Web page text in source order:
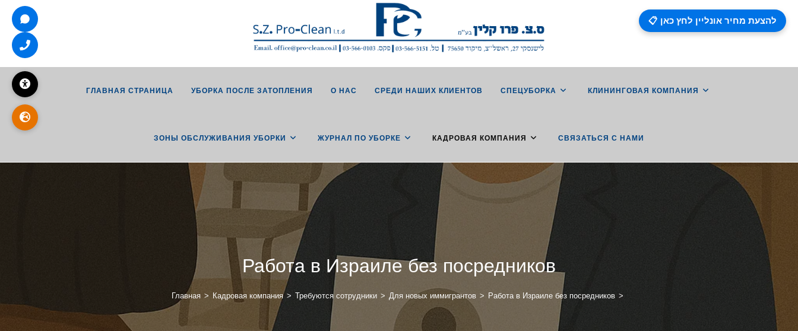
ГЛАВНАЯ СТРАНИЦА УБОРКА ПОСЛЕ ЗАТОПЛЕНИЯ О НАС СРЕДИ НАШИХ КЛИЕНТОВ СПЕЦУБОРКА КЛИНИНГОВАЯ КОМПАНИЯ
ЗОНЫ ОБСЛУЖИВАНИЯ УБОРКИ ЖУРНАЛ ПО УБОРКЕ КАДРОВАЯ КОМПАНИЯ СВЯЗАТЬСЯ С НАМИ
Работа в Израиле без посредников
Главная > Кадровая компания > Требуются сотрудники > Для новых иммигрантов > Работа в Израиле без посредников >
📋 להצעת מחיר אונליין לחץ כאן